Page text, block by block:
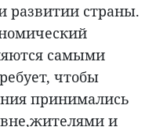
развитии страны.
самыми
чтобы
принимались
и